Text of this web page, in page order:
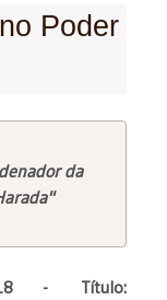
Poder
da
- Título: